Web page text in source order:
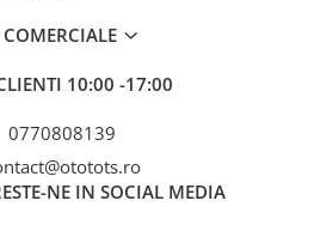
COMERCIALE
10:00 -17:00
0770808139
NE IN SOCIAL MEDIA